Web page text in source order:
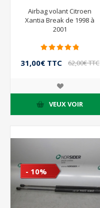
Airbag volant Citroen
Xantia Break de 1998 à
2001
31,00€ TTC 62,00€ TTC
VEUX VOIR
- 10%